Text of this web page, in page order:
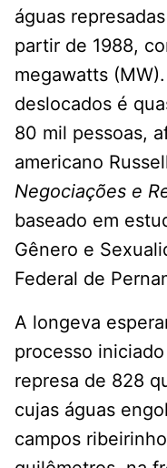
águas
partir de 1988,
megawatts
deslocados é
80 mil pessoas,
americano
Negociações e
baseado em
Gênero e
Federal de
A longeva
processo
represa de 828
cujas águas
campos